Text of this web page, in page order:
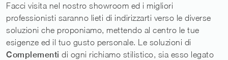
Facci visita nel nostro showroom ed i migliori
professionisti saranno lieti di indirizzarti verso le diverse
soluzioni che proponiamo, mettendo al centro le tue
esigenze ed il tuo gusto personale. Le soluzioni di
Complementi di ogni richiamo stilistico, sia esso legato